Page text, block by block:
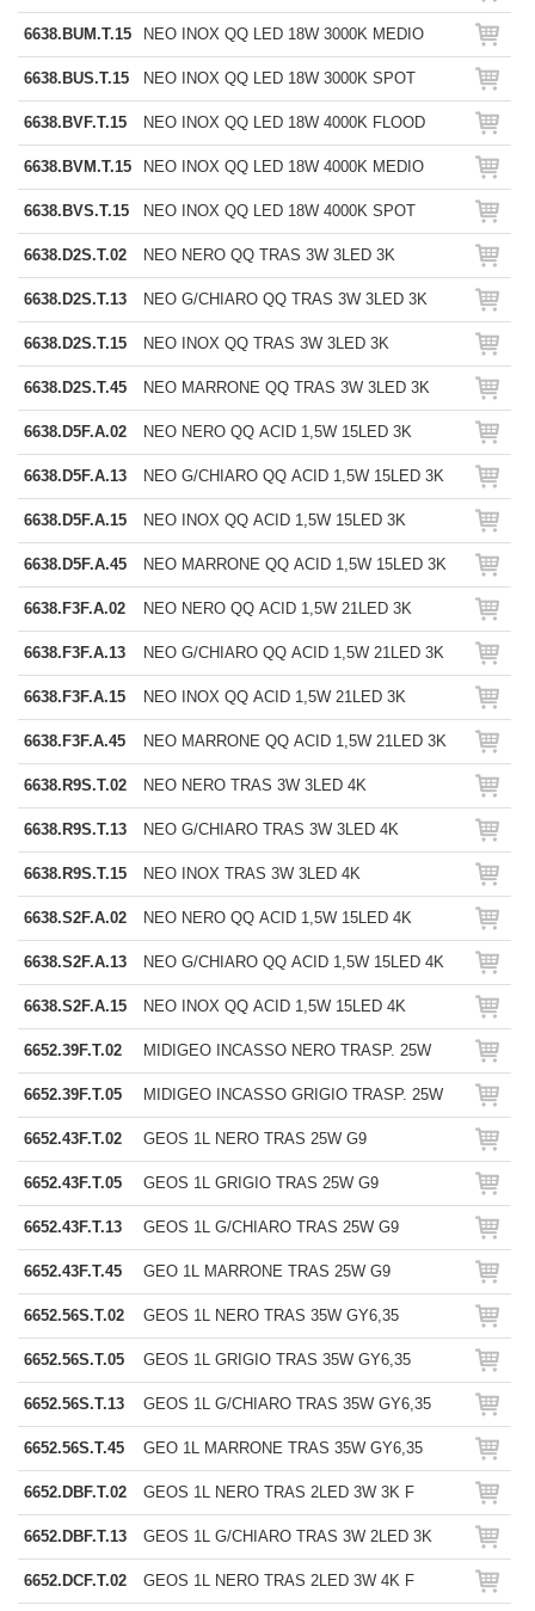
6638.BUM.T.15 NEO INOX QQ LED 18W 3000K MEDIO
6638.BUS.T.15 NEO INOX QQ LED 18W 3000K SPOT
6638.BVF.T.15 NEO INOX QQ LED 18W 4000K FLOOD
6638.BVM.T.15 NEO INOX QQ LED 18W 4000K MEDIO
6638.BVS.T.15 NEO INOX QQ LED 18W 4000K SPOT
6638.D2S.T.02 NEO NERO QQ TRAS 3W 3LED 3K
6638.D2S.T.13 NEO G/CHIARO QQ TRAS 3W 3LED 3K
6638.D2S.T.15 NEO INOX QQ TRAS 3W 3LED 3K
6638.D2S.T.45 NEO MARRONE QQ TRAS 3W 3LED 3K
6638.D5F.A.02 NEO NERO QQ ACID 1,5W 15LED 3K
6638.D5F.A.13 NEO G/CHIARO QQ ACID 1,5W 15LED 3K
6638.D5F.A.15 NEO INOX QQ ACID 1,5W 15LED 3K
6638.D5F.A.45 NEO MARRONE QQ ACID 1,5W 15LED 3K
6638.F3F.A.02 NEO NERO QQ ACID 1,5W 21LED 3K
6638.F3F.A.13 NEO G/CHIARO QQ ACID 1,5W 21LED 3K
6638.F3F.A.15 NEO INOX QQ ACID 1,5W 21LED 3K
6638.F3F.A.45 NEO MARRONE QQ ACID 1,5W 21LED 3K
6638.R9S.T.02 NEO NERO TRAS 3W 3LED 4K
6638.R9S.T.13 NEO G/CHIARO TRAS 3W 3LED 4K
6638.R9S.T.15 NEO INOX TRAS 3W 3LED 4K
6638.S2F.A.02 NEO NERO QQ ACID 1,5W 15LED 4K
6638.S2F.A.13 NEO G/CHIARO QQ ACID 1,5W 15LED 4K
6638.S2F.A.15 NEO INOX QQ ACID 1,5W 15LED 4K
6652.39F.T.02 MIDIGEO INCASSO NERO TRASP. 25W
6652.39F.T.05 MIDIGEO INCASSO GRIGIO TRASP. 25W
6652.43F.T.02 GEOS 1L NERO TRAS 25W G9
6652.43F.T.05 GEOS 1L GRIGIO TRAS 25W G9
6652.43F.T.13 GEOS 1L G/CHIARO TRAS 25W G9
6652.43F.T.45 GEO 1L MARRONE TRAS 25W G9
6652.56S.T.02 GEOS 1L NERO TRAS 35W GY6,35
6652.56S.T.05 GEOS 1L GRIGIO TRAS 35W GY6,35
6652.56S.T.13 GEOS 1L G/CHIARO TRAS 35W GY6,35
6652.56S.T.45 GEO 1L MARRONE TRAS 35W GY6,35
6652.DBF.T.02 GEOS 1L NERO TRAS 2LED 3W 3K F
6652.DBF.T.13 GEOS 1L G/CHIARO TRAS 3W 2LED 3K
6652.DCF.T.02 GEOS 1L NERO TRAS 2LED 3W 4K F